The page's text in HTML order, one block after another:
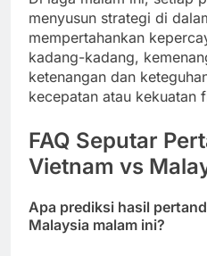
menyusun strategi di
mempertahankan
kadang-kadang,
ketenangan dan
kecepatan atau kekuatan
FAQ Seputar
Vietnam vs
Apa prediksi hasil
Malaysia malam ini?